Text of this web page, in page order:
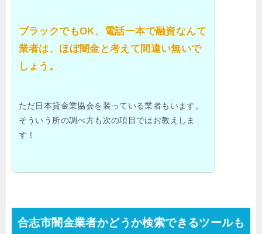
ブラックでもOK、電話一本で融資なんて
業者は、ほぼ闇金と考えて間違い無いで
しょう。
ただ日本貸金業協会を装っている業者もいます。
そういう所の調べ方も次の項目ではお教えしま
す！
合志市闇金業者かどうか検索できるツールも